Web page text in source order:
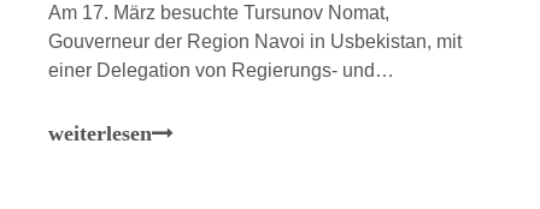
Am 17. März besuchte Tursunov Nomat,
Gouverneur der Region Navoi in Usbekistan, mit
einer Delegation von Regierungs- und
Begleitung verschiedener Regierungsbeamter und
weiterlesen